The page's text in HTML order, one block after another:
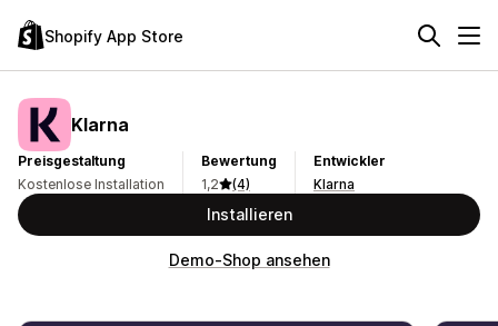
Shopify App Store
Klarna
Preisgestaltung
Kostenlose Installation
Bewertung
1,2
(4)
Entwickler
Klarna
Installieren
Demo-Shop ansehen